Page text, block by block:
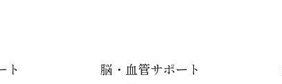
ト 脳・血管サポート